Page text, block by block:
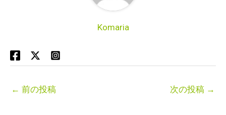
Komaria
← 前の投稿 次の投稿 →